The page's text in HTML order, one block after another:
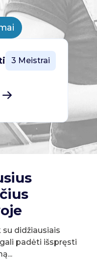
3 Meistrai
didžiausiais
padėti išspręsti